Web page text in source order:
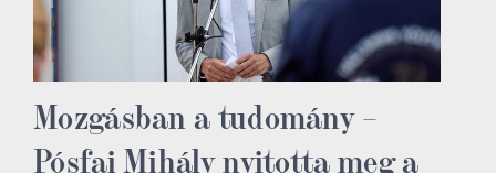
Mozgásban a tudomány –
Pósfai Mihály nyitotta meg a